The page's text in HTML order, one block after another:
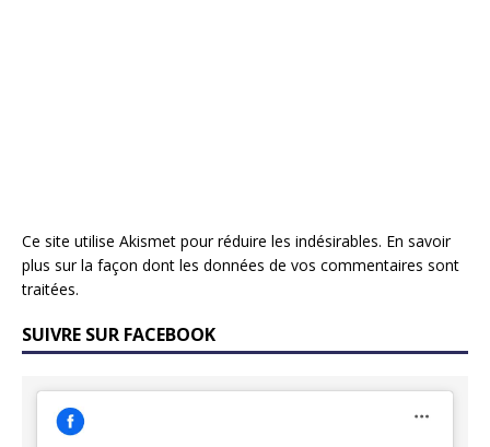
Ce site utilise Akismet pour réduire les indésirables. En savoir
plus sur la façon dont les données de vos commentaires sont
traitées.
SUIVRE SUR FACEBOOK